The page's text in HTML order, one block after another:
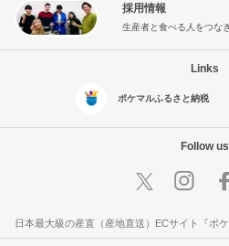
採用情報
生産者と食べる人をつな
Links
ポケマルふるさと納税
Follow us
日本最大級の産直（産地直送）ECサイト『ポ